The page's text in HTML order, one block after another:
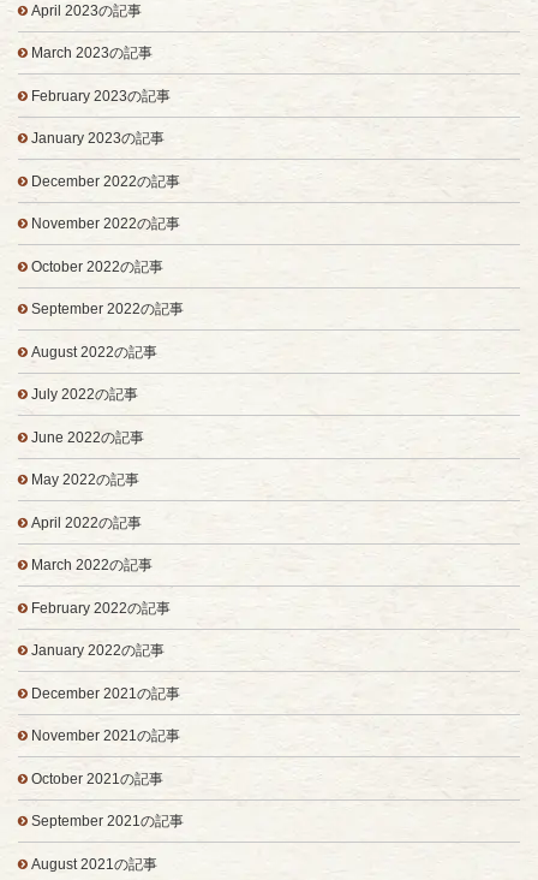
April 2023の記事
March 2023の記事
February 2023の記事
January 2023の記事
December 2022の記事
November 2022の記事
October 2022の記事
September 2022の記事
August 2022の記事
July 2022の記事
June 2022の記事
May 2022の記事
April 2022の記事
March 2022の記事
February 2022の記事
January 2022の記事
December 2021の記事
November 2021の記事
October 2021の記事
September 2021の記事
August 2021の記事